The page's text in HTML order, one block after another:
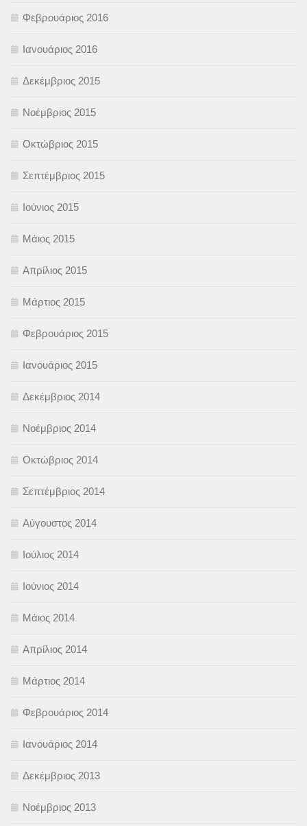
Φεβρουάριος 2016
Ιανουάριος 2016
Δεκέμβριος 2015
Νοέμβριος 2015
Οκτώβριος 2015
Σεπτέμβριος 2015
Ιούνιος 2015
Μάιος 2015
Απρίλιος 2015
Μάρτιος 2015
Φεβρουάριος 2015
Ιανουάριος 2015
Δεκέμβριος 2014
Νοέμβριος 2014
Οκτώβριος 2014
Σεπτέμβριος 2014
Αύγουστος 2014
Ιούλιος 2014
Ιούνιος 2014
Μάιος 2014
Απρίλιος 2014
Μάρτιος 2014
Φεβρουάριος 2014
Ιανουάριος 2014
Δεκέμβριος 2013
Νοέμβριος 2013